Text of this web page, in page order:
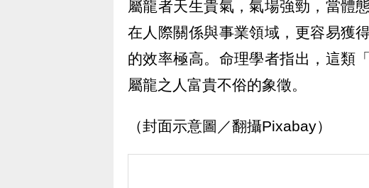
屬龍者天生貴氣，氣場強勁，當體
在人際關係與事業領域，更容易獲
的效率極高。命理學者指出，這類
屬龍之人富貴不俗的象徵。
（封面示意圖／翻攝Pixabay）